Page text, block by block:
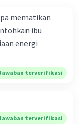
dan sosial yang
ketiadaan
berbagai
merupakan
faktor-faktor
pelayanan
penting:
mematikan
ibu
energi
terverifikasi
terverifikasi